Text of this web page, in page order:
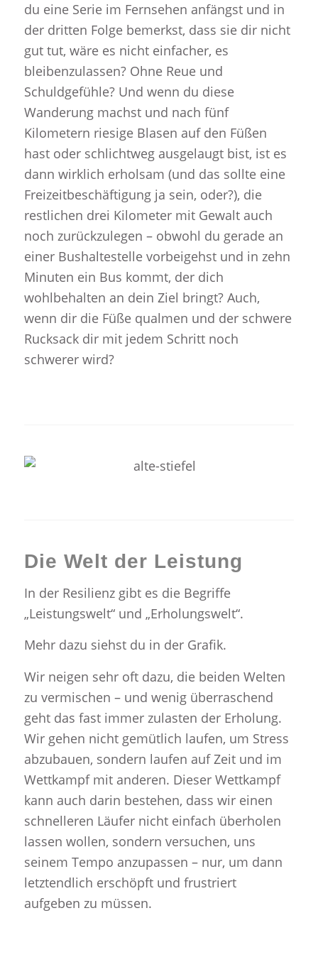
du eine Serie im Fernsehen anfängst und in
der dritten Folge bemerkst, dass sie dir nicht
gut tut, wäre es nicht einfacher, es
bleibenzulassen? Ohne Reue und
Schuldgefühle? Und wenn du diese
Wanderung machst und nach fünf
Kilometern riesige Blasen auf den Füßen
hast oder schlichtweg ausgelaugt bist, ist es
dann wirklich erholsam (und das sollte eine
Freizeitbeschäftigung ja sein, oder?), die
restlichen drei Kilometer mit Gewalt auch
noch zurückzulegen – obwohl du gerade an
einer Bushaltestelle vorbeigehst und in zehn
Minuten ein Bus kommt, der dich
wohlbehalten an dein Ziel bringt? Auch,
wenn dir die Füße qualmen und der schwere
Rucksack dir mit jedem Schritt noch
schwerer wird?
Die Welt der Leistung
In der Resilienz gibt es die Begriffe
„Leistungswelt“ und „Erholungswelt“.
Mehr dazu siehst du in der Grafik.
Wir neigen sehr oft dazu, die beiden Welten
zu vermischen – und wenig überraschend
geht das fast immer zulasten der Erholung.
Wir gehen nicht gemütlich laufen, um Stress
abzubauen, sondern laufen auf Zeit und im
Wettkampf mit anderen. Dieser Wettkampf
kann auch darin bestehen, dass wir einen
schnelleren Läufer nicht einfach überholen
lassen wollen, sondern versuchen, uns
seinem Tempo anzupassen – nur, um dann
letztendlich erschöpft und frustriert
aufgeben zu müssen.